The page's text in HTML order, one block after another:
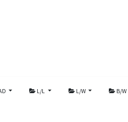
L/L L/W B/W